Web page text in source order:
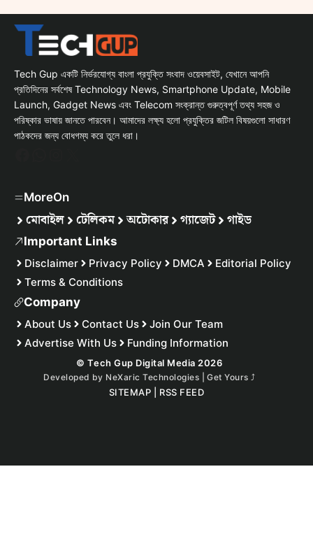
Tech Gup একটি নির্ভরযোগ্য বাংলা প্রযুক্তি সংবাদ ওয়েবসাইট, যেখানে আপনি
প্রতিদিনের সর্বশেষ Technology News, Smartphone Update, Mobile
Launch, Gadget News এবং Telecom সংক্রান্ত গুরুত্বপূর্ণ তথ্য সহজ ও
পরিষ্কার ভাষায় জানতে পারবেন। আমাদের লক্ষ্য হলো প্রযুক্তির জটিল বিষয়গুলো সাধারণ
পাঠকদের জন্য বোধগম্য করে তুলে ধরা।
MoreOn
মোবাইল টেলিকম অটোকার গ্যাজেট গাইড
Important Links
Disclaimer Privacy Policy DMCA
Editorial Policy
Terms & Conditions
Company
About Us Contact Us
Join Our Team
Advertise With Us
Funding Information
© Tech Gup Digital Media 2026
Developed by NeXaric Technologies | Get Yours ⤴︎
SITEMAP RSS FEED